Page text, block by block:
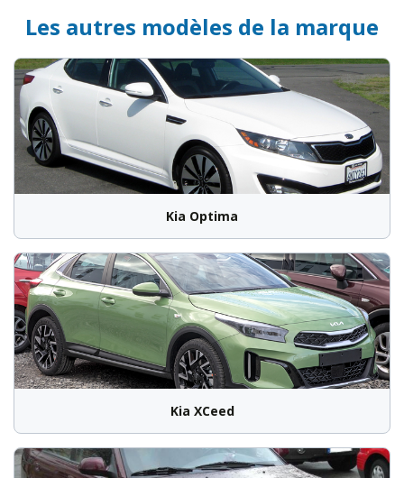
Les autres modèles de la marque
Kia Optima
Kia XCeed